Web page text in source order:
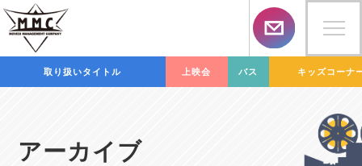
取り扱いタイトル 上映会 バス キッズコーナ
アーカイブ